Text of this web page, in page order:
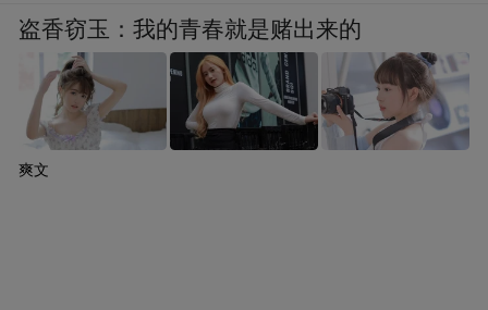
盗香窃玉：我的青春就是赌出来的
爽文